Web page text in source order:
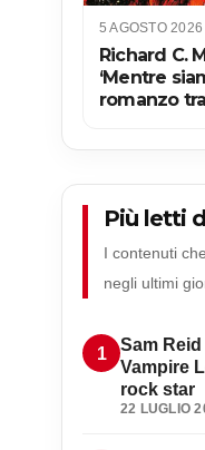
5 AGOSTO 2026
Richard C.
‘Mentre
romanzo
Più letti
I contenuti
negli ultimi
Sam
Vampire
rock star
22 LUGLIO